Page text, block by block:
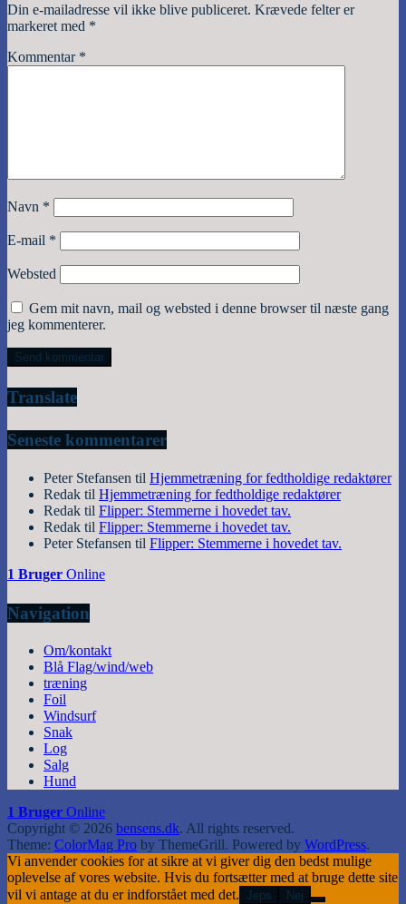
Din e-mailadresse vil ikke blive publiceret. Krævede felter er
markeret med *
Kommentar *
Navn *
E-mail *
Websted
Gem mit navn, mail og websted i denne browser til næste gang
jeg kommenterer.
Translate
Seneste kommentarer
Peter Stefansen til Hjemmetræning for fedtholdige redaktører
Redak til Hjemmetræning for fedtholdige redaktører
Redak til Flipper: Stemmerne i hovedet tav.
Redak til Flipper: Stemmerne i hovedet tav.
Peter Stefansen til Flipper: Stemmerne i hovedet tav.
1 Bruger Online
Navigation
Om/kontakt
Blå Flag/wind/web
træning
Foil
Windsurf
Snak
Log
Salg
Hund
1 Bruger Online
Copyright © 2026 bensens.dk. All rights reserved.
Theme: ColorMag Pro by ThemeGrill. Powered by WordPress.
Vi anvender cookies for at sikre at vi giver dig den bedst mulige
oplevelse af vores website. Hvis du fortsætter med at bruge dette site
vil vi antage at du er indforstået med det. Jeps Nej